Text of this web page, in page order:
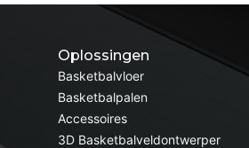
Oplossingen
Basketbalvloer
Basketbalpalen
Accessoires
3D Basketbalveldontwerper